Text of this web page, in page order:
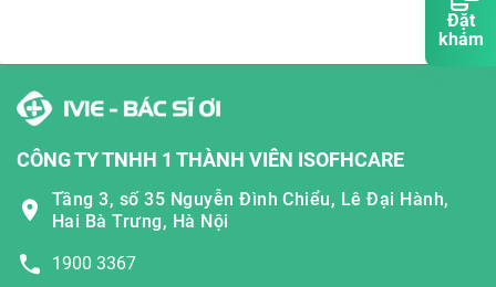
Đặt
khám
CÔNG TY TNHH 1 THÀNH VIÊN ISOFHCARE
Tầng 3, số 35 Nguyễn Đình Chiểu, Lê Đại Hành,
Hai Bà Trưng, Hà Nội
1900 3367